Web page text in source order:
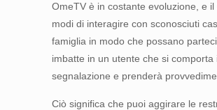
OmeTV è in costante evoluzione, e
modi di interagire con sconosciuti
famiglia in modo che possano
imbatte in un utente che si
segnalazione e prenderà
Ciò significa che puoi aggirare le